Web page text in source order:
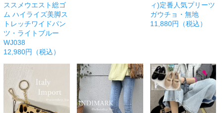
ススメウエスト総ゴ
ム ハイライズ美脚ス
トレッチワイドパン
ツ・ライトブルー
WJ038
12,980円（税込）
ィ)定番人気プリーツ
ガウチョ・無地
11,880円（税込）